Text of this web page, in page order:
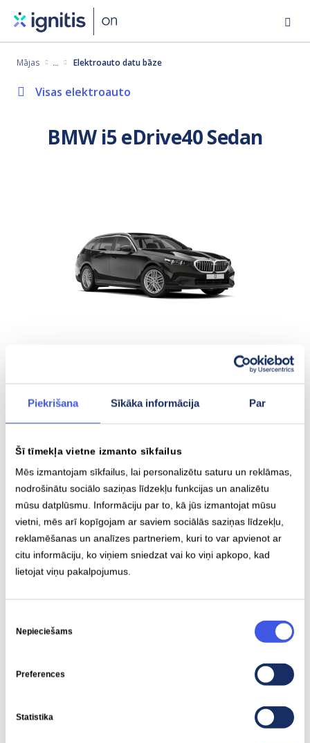
Piekrišana Sīkāka informācija Par
Šī tīmekļa vietne izmanto sīkfailus
Mēs izmantojam sīkfailus, lai personalizētu saturu un reklāmas,
nodrošinātu sociālo saziņas līdzekļu funkcijas un analizētu
mūsu datplūsmu. Informāciju par to, kā jūs izmantojat mūsu
vietni, mēs arī kopīgojam ar saviem sociālās saziņas līdzekļu,
reklamēšanas un analīzes partneriem, kuri to var apvienot ar
citu informāciju, ko viņiem sniedzat vai ko viņi apkopo, kad
lietojat viņu pakalpojumus.
izvēle
Nepieciešams
Preferences
Statistika
Pārlekt
saturu
Mājas Elektroauto datu bāze
Visas elektroauto
BMW i5 eDrive40 Sedan
81.2 kWh
Lēnā uzlāde (AC)
Type-2
11kW
Ātrā uzlāde (DC)
CCS
Piedziņas jauda Piedziņas griezes moments